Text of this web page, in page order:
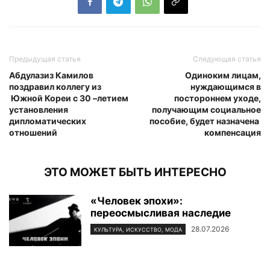
Предыдущая статья
Абдулазиз Камилов
поздравил коллегу из
Южной Кореи с 30 –летием
установления
дипломатических
отношений
Следующая статья
Одиноким лицам,
нуждающимся в
постороннем уходе,
получающим социальное
пособие, будет назначена
компенсация
ЭТО МОЖЕТ БЫТЬ ИНТЕРЕСНО
«Человек эпохи»:
переосмысливая наследие
КУЛЬТУРА, ИСКУССТВО, МОДА 28.07.2026